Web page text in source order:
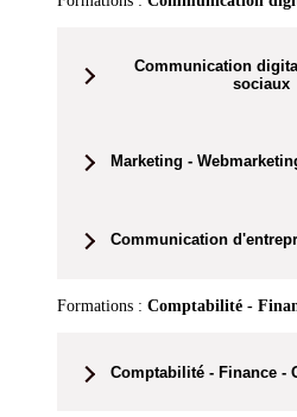
Communication
sociaux
Marketing -
Communication
Formations : Comptabilité -
Comptabilité - Finance -